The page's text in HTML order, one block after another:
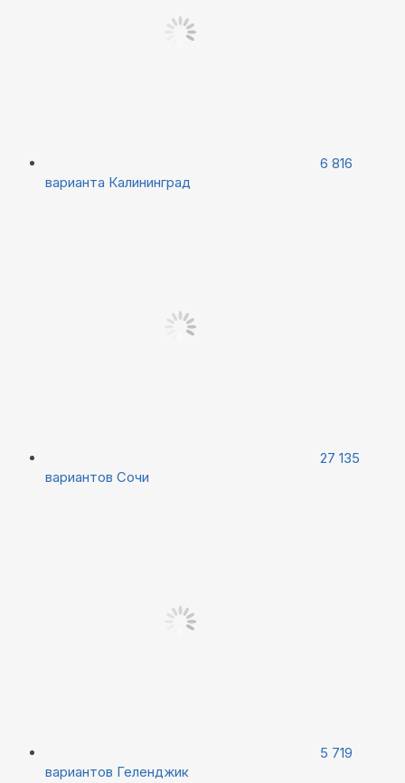
6 816
варианта Калининград
27 135
вариантов Сочи
5 719
вариантов Геленджик